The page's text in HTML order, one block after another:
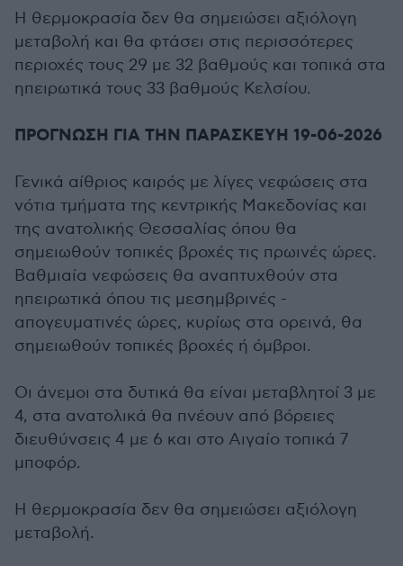
Η θερμοκρασία δεν θα σημειώσει αξιόλογη
μεταβολή και θα φτάσει στις περισσότερες
περιοχές τους 29 με 32 βαθμούς και τοπικά στα
ηπειρωτικά τους 33 βαθμούς Κελσίου.
ΠΡΟΓΝΩΣΗ ΓΙΑ ΤΗΝ ΠΑΡΑΣΚΕΥΗ 19-06-2026
Γενικά αίθριος καιρός με λίγες νεφώσεις στα
νότια τμήματα της κεντρικής Μακεδονίας και
της ανατολικής Θεσσαλίας όπου θα
σημειωθούν τοπικές βροχές τις πρωινές ώρες.
Βαθμιαία νεφώσεις θα αναπτυχθούν στα
ηπειρωτικά όπου τις μεσημβρινές -
απογευματινές ώρες, κυρίως στα ορεινά, θα
σημειωθούν τοπικές βροχές ή όμβροι.
Οι άνεμοι στα δυτικά θα είναι μεταβλητοί 3 με
4, στα ανατολικά θα πνέουν από βόρειες
διευθύνσεις 4 με 6 και στο Αιγαίο τοπικά 7
μποφόρ.
Η θερμοκρασία δεν θα σημειώσει αξιόλογη
μεταβολή.